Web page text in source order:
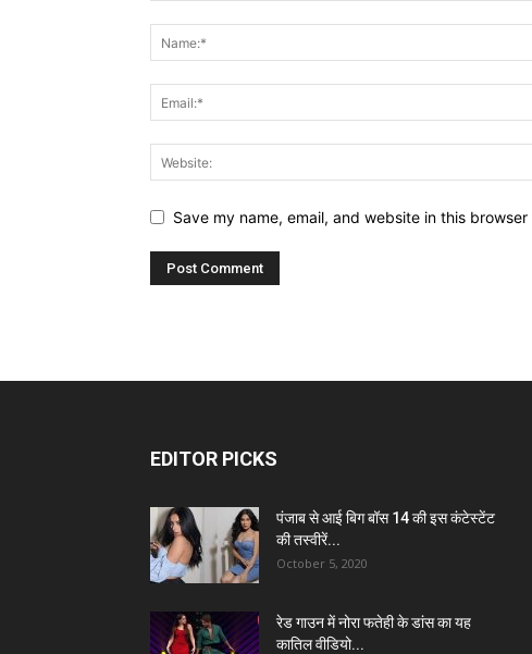
Save my name, email, and website in this
EDITOR PICKS
पंजाब से आई बिग बॉस 14 की इस कंटेस्टेंट
की तस्वीरें...
October 5, 2020
रेड गाउन में नोरा फतेही के डांस का यह
कातिल वीडियो...